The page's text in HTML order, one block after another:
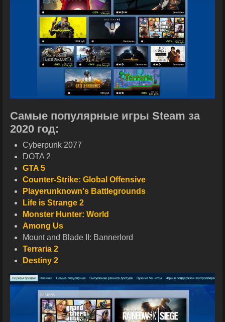
Самые популярные игры Steam за
2020 год:
Cyberpunk 2077
DOTA 2
GTA 5
Counter-Strike: Global Offensive
Playerunknown's Battlegrounds
Life is Strange 2
Monster Hunter: World
Among Us
Mount and Blade II: Bannerlord
Terraria 2
Destiny 2